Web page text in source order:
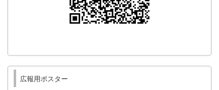
広報用ポスター